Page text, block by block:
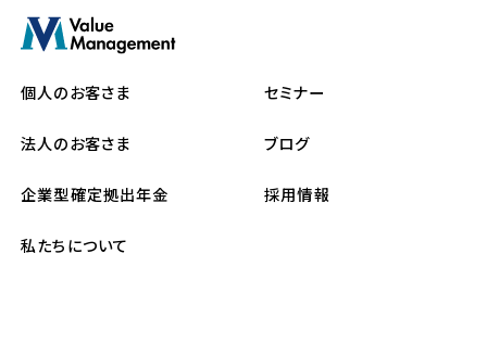
個人のお客さま
法人のお客さま
企業型確定拠出年金
私たちについて
セミナー
ブログ
採用情報